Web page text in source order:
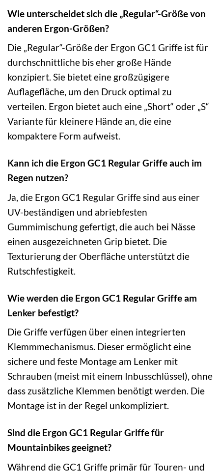
Wie unterscheidet sich die „Regular“-Größe von
anderen Ergon-Größen?
Die „Regular“-Größe der Ergon GC1 Griffe ist für
durchschnittliche bis eher große Hände
konzipiert. Sie bietet eine großzügigere
Auflagefläche, um den Druck optimal zu
verteilen. Ergon bietet auch eine „Short“ oder „S“
Variante für kleinere Hände an, die eine
kompaktere Form aufweist.
Kann ich die Ergon GC1 Regular Griffe auch im
Regen nutzen?
Ja, die Ergon GC1 Regular Griffe sind aus einer
UV-beständigen und abriebfesten
Gummimischung gefertigt, die auch bei Nässe
einen ausgezeichneten Grip bietet. Die
Texturierung der Oberfläche unterstützt die
Rutschfestigkeit.
Wie werden die Ergon GC1 Regular Griffe am
Lenker befestigt?
Die Griffe verfügen über einen integrierten
Klemmmechanismus. Dieser ermöglicht eine
sichere und feste Montage am Lenker mit
Schrauben (meist mit einem Inbusschlüssel), ohne
dass zusätzliche Klemmen benötigt werden. Die
Montage ist in der Regel unkompliziert.
Sind die Ergon GC1 Regular Griffe für
Mountainbikes geeignet?
Während die GC1 Griffe primär für Touren- und